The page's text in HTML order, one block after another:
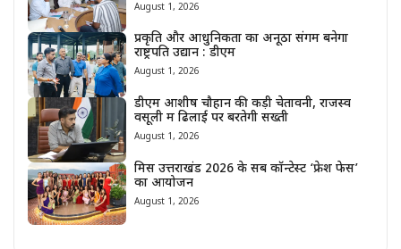
August 1, 2026
प्रकृति और आधुनिकता का अनूठा संगम बनेगा
राष्ट्रपति उद्यान : डीएम
August 1, 2026
डीएम आशीष चौहान की कड़ी चेतावनी, राजस्व
वसूली में ढिलाई पर बरतेगी सख्ती
August 1, 2026
मिस उत्तराखंड 2026 के सब कॉन्टेस्ट ‘फ्रेश फेस’
का आयोजन
August 1, 2026